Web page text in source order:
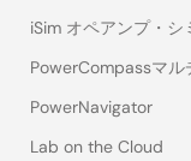
iSim オペアンプ・シ
PowerCompassマ
PowerNavigator
Lab on the Cloud